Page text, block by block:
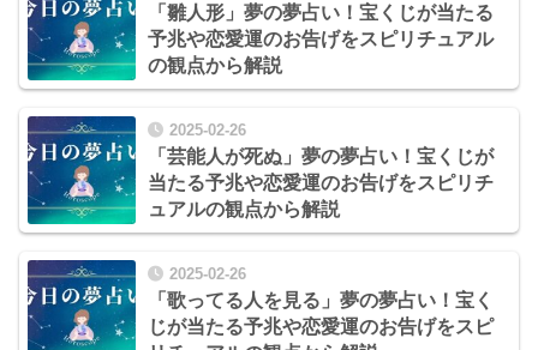
「雛人形」夢の夢占い！宝くじが当たる
予兆や恋愛運のお告げをスピリチュアル
の観点から解説
2025-02-26
「芸能人が死ぬ」夢の夢占い！宝くじが
当たる予兆や恋愛運のお告げをスピリチ
ュアルの観点から解説
2025-02-26
「歌ってる人を見る」夢の夢占い！宝く
じが当たる予兆や恋愛運のお告げをスピ